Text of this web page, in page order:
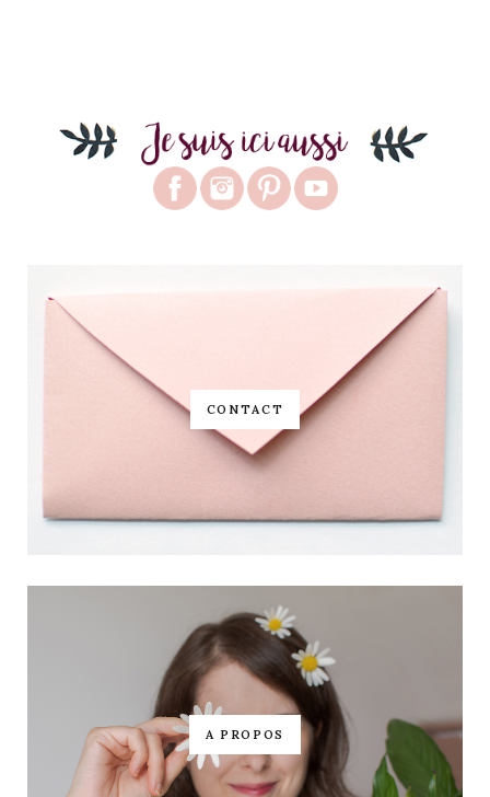
CONTACT
A PROPOS